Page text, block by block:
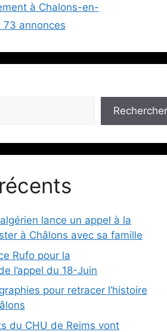
à Chalons-en-
73 annonces
Rechercher
lance un appel à la
à Châlons avec sa famille
Rufo pour la
l’appel du 18-Juin
pour retracer l’histoire
du CHU de Reims vont